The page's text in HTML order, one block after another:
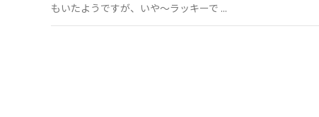
もいたようですが、いや～ラッキーで ...